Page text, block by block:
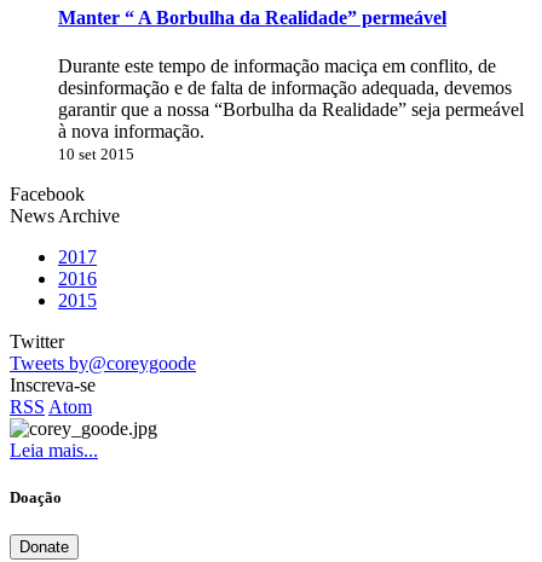
Manter “ A Borbulha da Realidade” permeável
Durante este tempo de informação maciça em conflito, de
desinformação e de falta de informação adequada, devemos
garantir que a nossa “Borbulha da Realidade” seja permeável
à nova informação.
10 set 2015
Facebook
News Archive
2017
2016
2015
Twitter
Tweets by@coreygoode
Inscreva-se
RSS Atom
Leia mais...
Doação
Donate